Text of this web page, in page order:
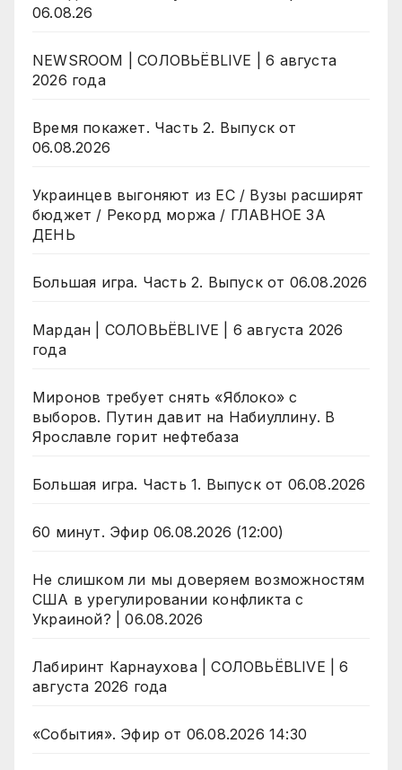
06.08.26
NEWSROOM | СОЛОВЬЁВLIVE | 6 августа
2026 года
Время покажет. Часть 2. Выпуск от
06.08.2026
Украинцев выгоняют из ЕС / Вузы расширят
бюджет / Рекорд моржа / ГЛАВНОЕ ЗА
ДЕНЬ
Большая игра. Часть 2. Выпуск от 06.08.2026
Мардан | СОЛОВЬЁВLIVE | 6 августа 2026
года
Миронов требует снять «Яблоко» с
выборов. Путин давит на Набиуллину. В
Ярославле горит нефтебаза
Большая игра. Часть 1. Выпуск от 06.08.2026
60 минут. Эфир 06.08.2026 (12:00)
Не слишком ли мы доверяем возможностям
США в урегулировании конфликта с
Украиной? | 06.08.2026
Лабиринт Карнаухова | СОЛОВЬЁВLIVE | 6
августа 2026 года
«События». Эфир от 06.08.2026 14:30